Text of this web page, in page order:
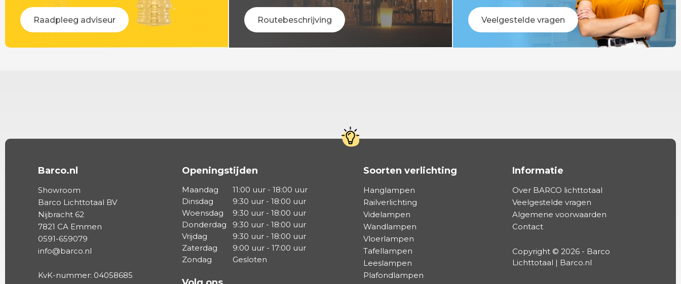
Raadpleeg adviseur Routebeschrijving Veelgestelde vragen
Barco.nl
Showroom
Barco Lichttotaal BV
Nijbracht 62
7821 CA Emmen
0591-659079
info@barco.nl
KvK-nummer: 04058685
Openingstijden
Maandag
11:00 uur - 18:00 uur
Dinsdag
9:30 uur - 18:00 uur
Woensdag
9:30 uur - 18:00 uur
Donderdag
9:30 uur - 18:00 uur
Vrijdag
9:30 uur - 18:00 uur
Zaterdag
9:00 uur - 17:00 uur
Zondag
Gesloten
Soorten verlichting
Hanglampen
Railverlichting
Videlampen
Wandlampen
Vloerlampen
Tafellampen
Leeslampen
Plafondlampen
Informatie
Over BARCO lichttotaal
Veelgestelde vragen
Algemene voorwaarden
Contact
Copyright © 2026 - Barco
Lichttotaal | Barco.nl